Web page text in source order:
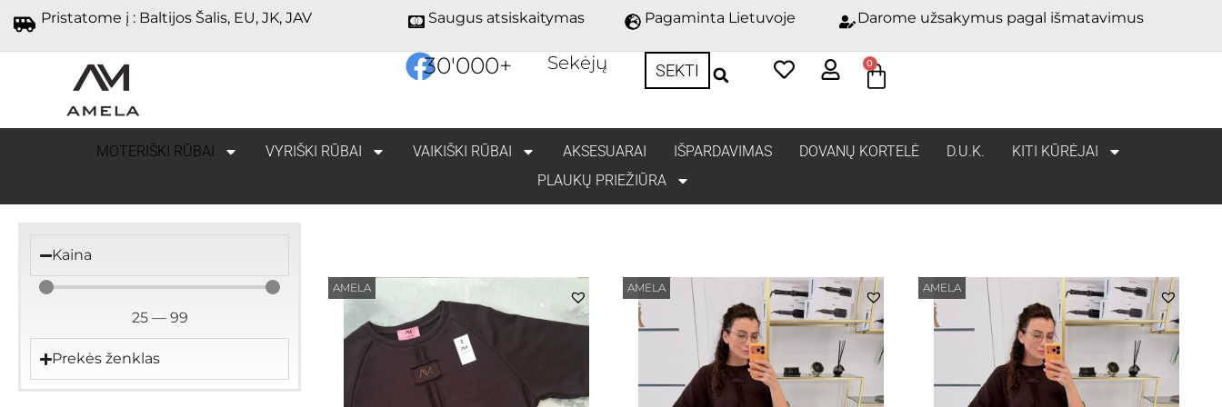
Pristatome į : Baltijos Šalis, EU, JK, JAV Saugus atsiskaitymas Pagaminta Lietuvoje Darome užsakymus pagal išmatavimus
30'000+ Sekėjų SEKTI 0
MOTERIŠKI RŪBAI VYRIŠKI RŪBAI VAIKIŠKI RŪBAI AKSESUARAI IŠPARDAVIMAS DOVANŲ KORTELĖ D.U.K.
KITI KŪRĖJAI
PLAUKŲ PRIEŽIŪRA
Kaina
25— 99
Prekės ženklas
AMELA AMELA AMELA